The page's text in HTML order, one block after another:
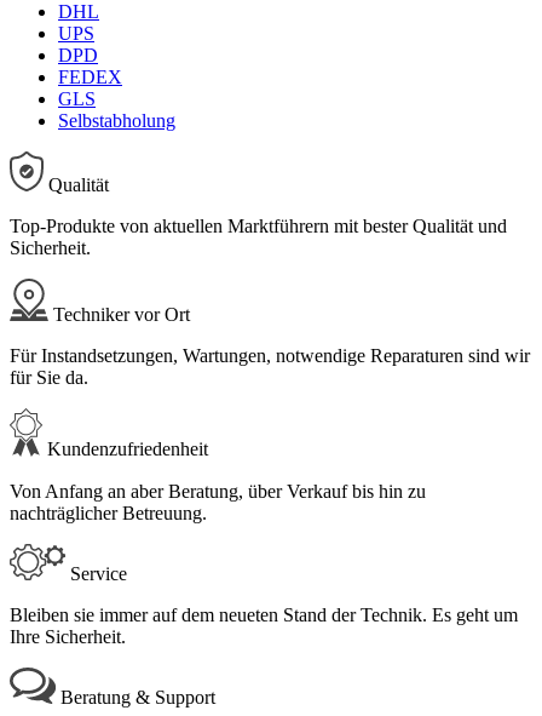
DHL
UPS
DPD
FEDEX
GLS
Selbstabholung
Qualität
Top-Produkte von aktuellen Marktführern mit bester Qualität und
Sicherheit.
Techniker vor Ort
Für Instandsetzungen, Wartungen, notwendige Reparaturen sind wir
für Sie da.
Kundenzufriedenheit
Von Anfang an aber Beratung, über Verkauf bis hin zu
nachträglicher Betreuung.
Service
Bleiben sie immer auf dem neueten Stand der Technik. Es geht um
Ihre Sicherheit.
Beratung & Support